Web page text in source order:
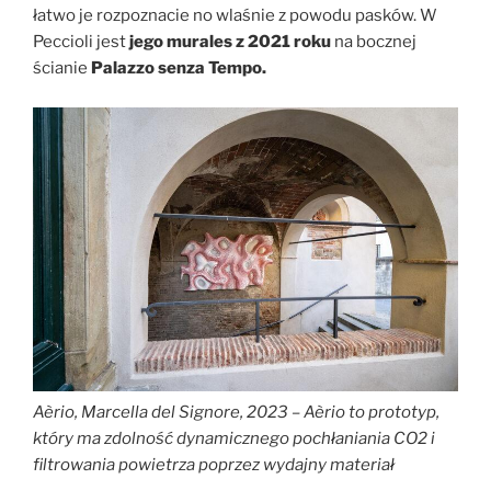
łatwo je rozpoznacie no wlaśnie z powodu pasków. W
Peccioli jestjego murales z 2021 roku na bocznej
ścianie Palazzo senza Tempo.
Aèrio, Marcella del Signore, 2023 – Aèrio to prototyp,
który ma zdolność dynamicznego pochłaniania CO2 i
filtrowania powietrza poprzez wydajny materiał